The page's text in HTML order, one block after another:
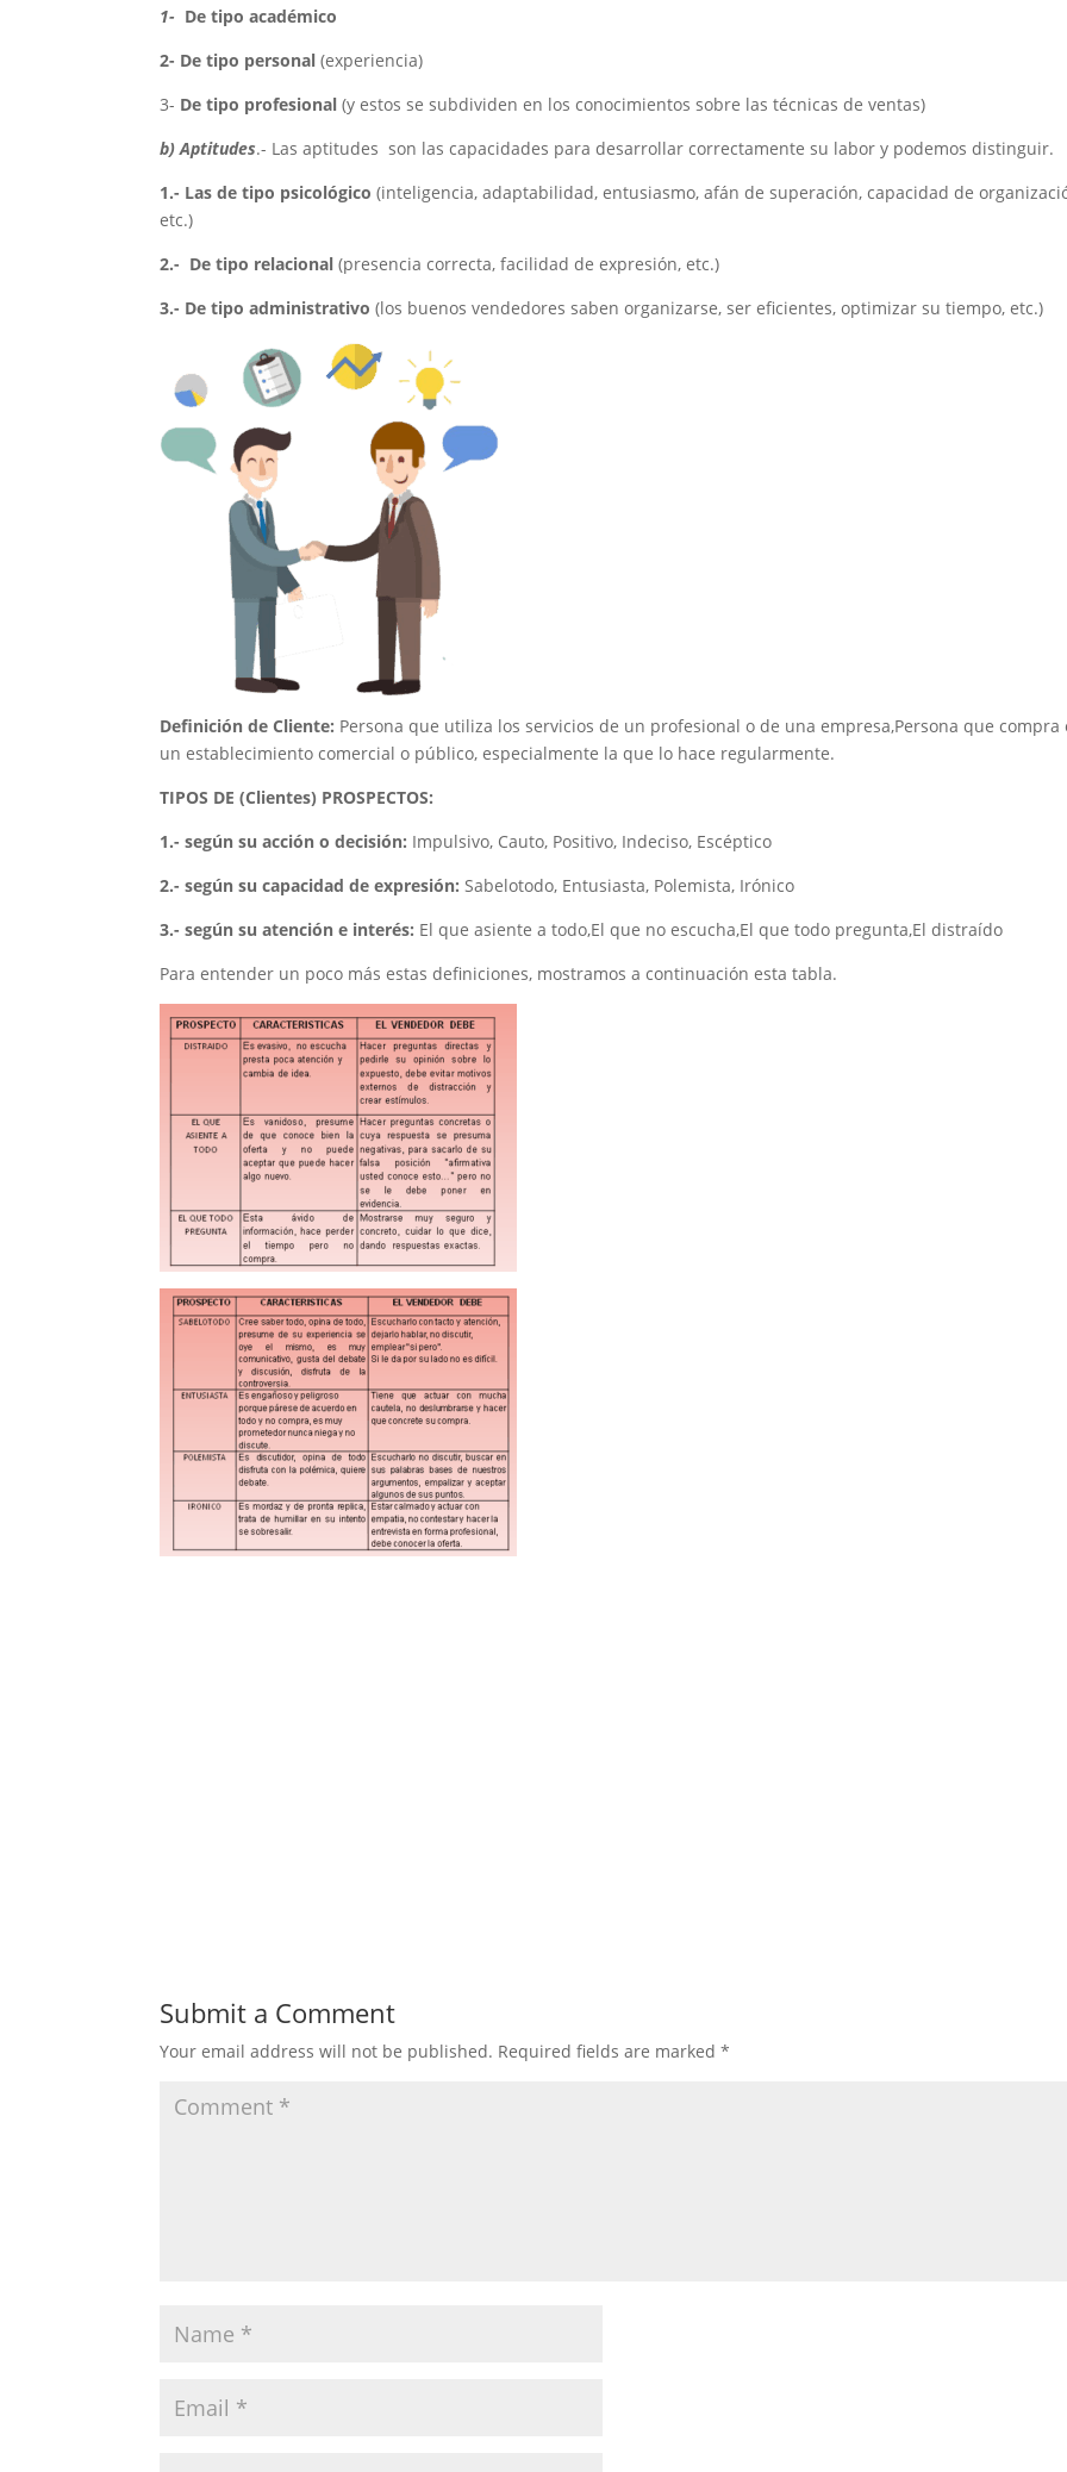
1- De tipo académico
2- De tipo personal(experiencia)
3- De tipo profesional(y estos se subdividen en los conocimientos sobre las técnicas de ventas)
b) Aptitudes.- Las aptitudes son las capacidades para desarrollar correctamente su labor y podemos distinguir.
1.- Las de tipo psicológico(inteligencia, adaptabilidad, entusiasmo, afán de superación, capacidad de
etc.)
2.- De tipo relacional(presencia correcta, facilidad de expresión, etc.)
3.- De tipo administrativo(los buenos vendedores saben organizarse, ser eficientes, optimizar su tiempo, etc.)
Definición de Cliente: Persona que utiliza los servicios de un profesional o de una empresa,Persona que compra
un establecimiento comercial o público, especialmente la que lo hace regularmente.
TIPOS DE (Clientes) PROSPECTOS:
1.- según su acción o decisión: Impulsivo, Cauto, Positivo, Indeciso, Escéptico
2.- según su capacidad de expresión:Sabelotodo, Entusiasta, Polemista, Irónico
3.- según su atención e interés: El que asiente a todo,El que no escucha,El que todo pregunta,El distraído
Para entender un poco más estas definiciones, mostramos a continuación esta tabla.
Submit a Comment
Your email address will not be published. Required fields are marked*